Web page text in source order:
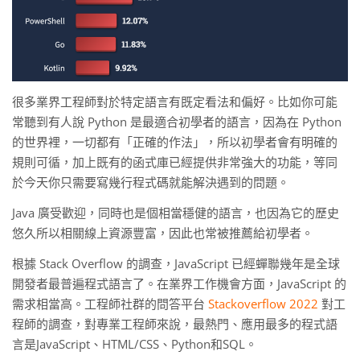
很多業界工程師對於特定語言有既定看法和偏好。比如你可能
常聽到有人說 Python 是最適合初學者的語言，因為在 Python
的世界裡，一切都有「正確的作法」，所以初學者會有明確的
規則可循，加上既有的函式庫已經提供非常強大的功能，等同
於今天你只需要寫幾行程式碼就能解決遇到的問題。
Java 廣受歡迎，同時也是個相當穩健的語言，也因為它的歷史
悠久所以相關線上資源豐富，因此也常被推薦給初學者。
根據 Stack Overflow 的調查，JavaScript 已經蟬聯幾年是全球
開發者最普遍程式語言了。在業界工作機會方面，JavaScript 的
需求相當高。 工程師社群的問答平台 Stackoverflow 2022 對工
程師的調查，對專業工程師來說，最熱門、應用最多的程式語
言是JavaScript、HTML/CSS、Python和SQL。